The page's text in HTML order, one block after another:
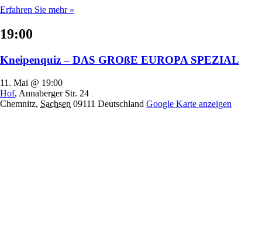
Erfahren Sie mehr »
19:00
Kneipenquiz – DAS GROßE EUROPA SPEZIAL
11. Mai @ 19:00
Hof, Annaberger Str. 24
Chemnitz, Sachsen 09111 Deutschland Google Karte anzeigen